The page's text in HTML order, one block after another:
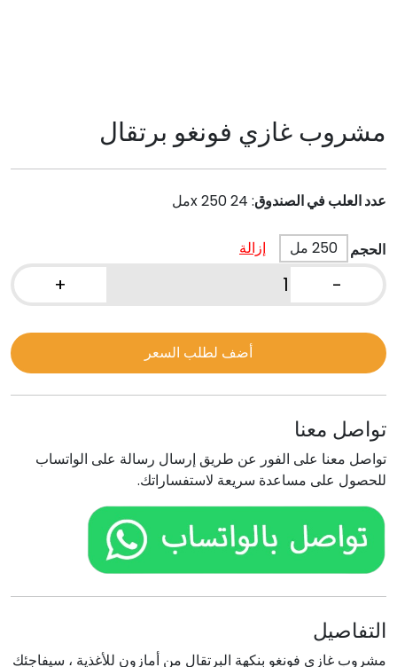
مشروب غازي فونغو برتقال
عدد العلب في الصندوق: 24 x 250مل
الحجم 250 مل إزالة
-
غازي
فونغو
برتقال
+
أضف لطلب السعر
تواصل معنا
تواصل معنا على الفور عن طريق إرسال رسالة على الواتساب
للحصول على مساعدة سريعة لاستفساراتك.
التفاصيل
مشروب غازي فونغو بنكهة البرتقال من أمازون للأغذية ، سيفاجئك